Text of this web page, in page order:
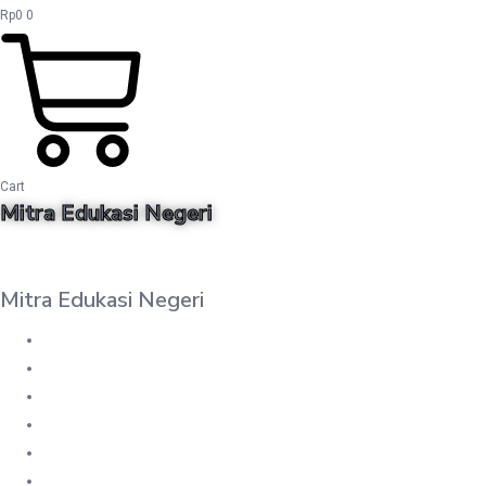
Rp0 0
Cart
Mitra Edukasi Negeri
Mitra Edukasi Negeri